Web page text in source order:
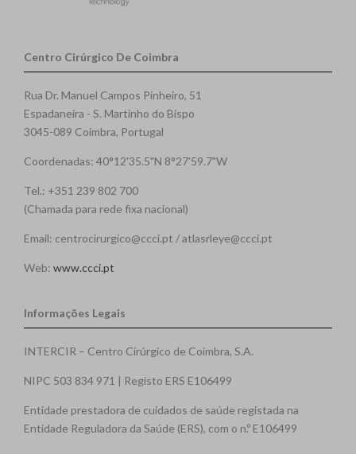
Centro Cirúrgico De Coimbra
Rua Dr. Manuel Campos Pinheiro, 51
Espadaneira - S. Martinho do Bispo
3045-089 Coimbra, Portugal
Coordenadas: 40°12'35.5"N 8°27'59.7"W
Tel.: +351 239 802 700
(Chamada para rede fixa nacional)
Email: centrocirurgico@ccci.pt / atlasrleye@ccci.pt
Web: www.ccci.pt
Informações Legais
INTERCIR – Centro Cirúrgico de Coimbra, S.A.
NIPC 503 834 971 | Registo ERS E106499
Entidade prestadora de cuidados de saúde registada na
Entidade Reguladora da Saúde (ERS), com o n.º E106499